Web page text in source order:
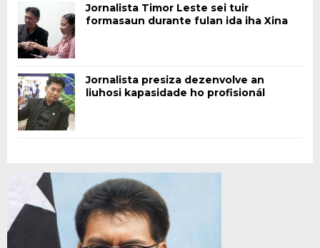
Jornalista Timor Leste sei tuir
formasaun durante fulan ida iha Xina
Jornalista presiza dezenvolve an
liuhosi kapasidade ho profisionál